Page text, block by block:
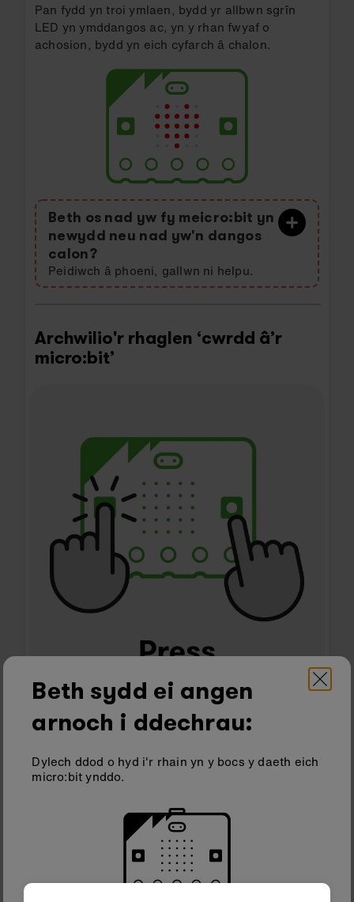
Pan fydd yn troi ymlaen, bydd yr allbwn sgrîn
LED yn ymddangos ac, yn y rhan fwyaf o
achosion, bydd yn eich cyfarch â chalon.
Beth os nad yw fy meicro:bit yn
newydd neu nad yw'n dangos
calon?
Peidiwch â phoeni, gallwn ni helpu.
Archwilio'r rhaglen ‘cwrdd â’r
micro:bit’
Pwyswch A, B ac A+B
Hefyd, rhowch gynnig arni gyda'r ddyfais wedi'i
Beth sydd ei angen
arnoch i ddechrau:
Dylech ddod o hyd i'r rhain yn y bocs y daeth eich
micro:bit ynddo.